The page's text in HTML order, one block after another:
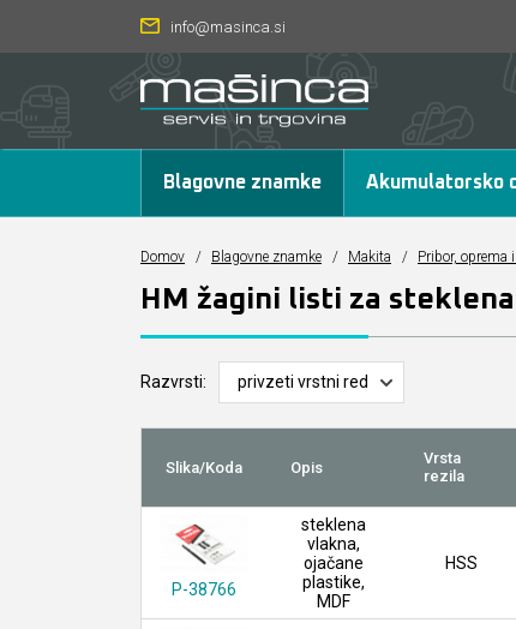
info@masinca.si
Blagovne znamke Akumulatorsko
Domov / Blagovne znamke / Makita / Pribor, oprema
HM žagini listi za
Razvrsti:
Slika/Koda Opis
Vrsta
rezila
P-38766
steklena
vlakna,
ojačane
plastike,
MDF
HSS